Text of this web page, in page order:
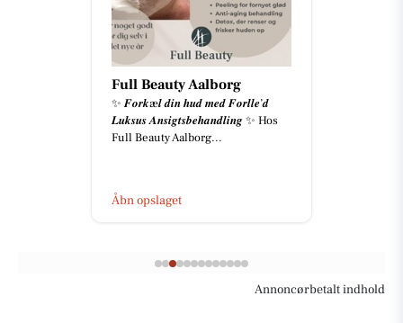
Full Beauty Aalborg
✨ 𝑭𝒐𝒓𝒌æ𝒍 𝒅𝒊𝒏 𝒉𝒖𝒅 𝒎𝒆𝒅 𝑭𝒐𝒓𝒍𝒍𝒆’𝒅
𝑳𝒖𝒌𝒔𝒖𝒔 𝑨𝒏𝒔𝒊𝒈𝒕𝒔𝒃𝒆𝒉𝒂𝒏𝒅𝒍𝒊𝒏𝒈 ✨ Hos
Full Beauty Aalborg...
Åbn opslaget
Annoncørbetalt indhold